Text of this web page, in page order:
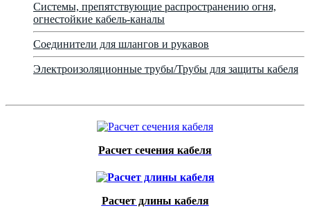
Системы, препятствующие распространению огня,
огнестойкие кабель-каналы
Соединители для шлангов и рукавов
Электроизоляционные трубы/Трубы для защиты кабеля
Расчет сечения кабеля
Расчет длины кабеля